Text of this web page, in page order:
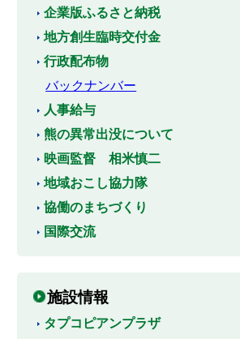
企業版ふるさと納税
地方創生臨時交付金
行政配布物
バックナンバー
人事給与
熊の異常出没について
映画監督 相米慎二
地域おこし協力隊
協働のまちづくり
国際交流
施設情報
タプコピアンプラザ